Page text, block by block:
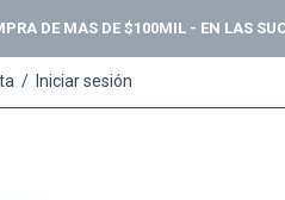
DE MAS DE $100MIL - EN LAS
/ Iniciar sesión